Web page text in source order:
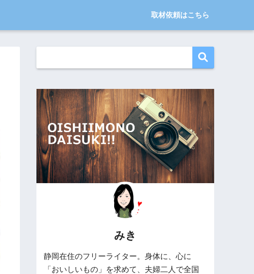
取材依頼はこちら
みき
静岡在住のフリーライター。身体に、心に
「おいしいもの」を求めて、夫婦二人で全国